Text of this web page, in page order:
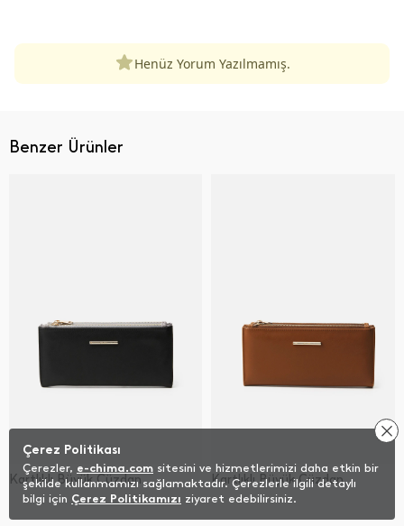
Henüz Yorum Yazılmamış.
Benzer Ürünler
Kartlıklı Büyük Cüzdan Kartlıklı Büyük Cüzdan
Çerez Politikası
Çerezler, e-chima.com sitesini ve hizmetlerimizi daha etkin bir
şekilde kullanmamızı sağlamaktadır. Çerezlerle ilgili detaylı
bilgi için Çerez Politikamızı ziyaret edebilirsiniz.